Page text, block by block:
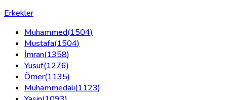
Erkekler
Muhammed(1504)
Mustafa(1504)
İmran(1358)
Yusuf(1276)
Ömer(1135)
Muhammedali(1123)